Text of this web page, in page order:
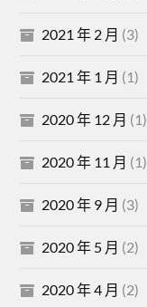
2021 年 2 月 (3)
2021 年 1 月 (1)
2020 年 12 月 (1)
2020 年 11 月 (1)
2020 年 9 月 (3)
2020 年 5 月 (2)
2020 年 4 月 (2)